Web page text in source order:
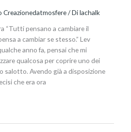
Creazionedatmosfere/ Dilachalk
“Tutti pensano a cambiare il
a cambiar se stesso.” Lev
anno fa, pensai che mi
qualcosa per coprire uno dei
salotto. Avendo già a disposizione
che era ora